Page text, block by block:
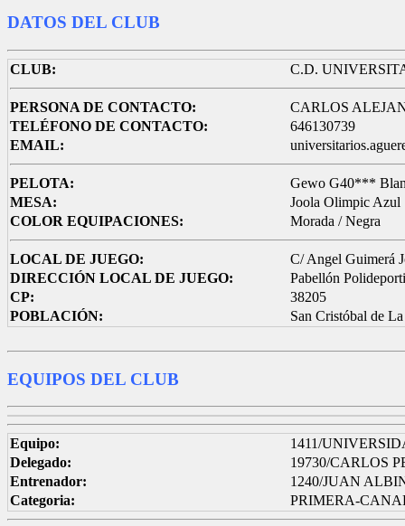
DATOS DEL CLUB
CLUB: C.D.
PERSONA DE CONTACTO:
CARLOS
TELÉFONO DE CONTACTO:
646130739
EMAIL:
PELOTA:
Gewo G40***
MESA:
Joola Olimpic Azul
COLOR EQUIPACIONES:
Morada / Negra
LOCAL DE JUEGO:
C/ Angel Guimerá
DIRECCIÓN LOCAL DE JUEGO:
Pabellón
CP:
38205
POBLACIÓN:
San Cristóbal de
EQUIPOS DEL CLUB
Equipo:
1411/
Delegado:
19730/CARLOS
Entrenador:
1240/JUAN
Categoria:
PRIMERA-